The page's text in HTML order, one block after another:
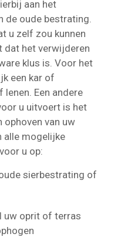
aan het
de oude bestrating.
u zelf zou kunnen
dat het verwijderen
klus is. Voor het
een kar of
Een andere
u uitvoert is het
ophoven van uw
alle mogelijke
u op:
sierbestrating of
uw oprit of terras